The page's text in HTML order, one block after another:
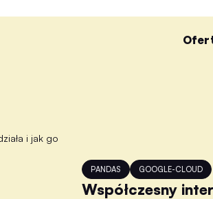
PANDAS GOOGLE-CLOUD
Współczesny